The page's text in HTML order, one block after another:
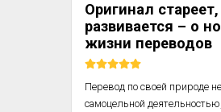
данных и при переводе
Оригинал
развивается – о
жизни переводов
Перевод по своей природе
самоцельной